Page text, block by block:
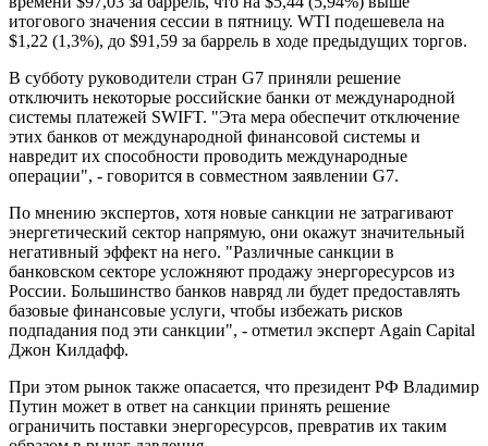
итогового значения сессии в пятницу. WTI подешевела на
$1,22 (1,3%), до $91,59 за баррель в ходе предыдущих торгов.
В субботу руководители стран G7 приняли решение
отключить некоторые российские банки от международной
системы платежей SWIFT. "Эта мера обеспечит отключение
этих банков от международной финансовой системы и
навредит их способности проводить международные
операции", - говорится в совместном заявлении G7.
По мнению экспертов, хотя новые санкции не затрагивают
энергетический сектор напрямую, они окажут значительный
негативный эффект на него. "Различные санкции в
банковском секторе усложняют продажу энергоресурсов из
России. Большинство банков навряд ли будет предоставлять
базовые финансовые услуги, чтобы избежать рисков
подпадания под эти санкции", - отметил эксперт Again Capital
Джон Килдафф.
При этом рынок также опасается, что президент РФ Владимир
Путин может в ответ на санкции принять решение
ограничить поставки энергоресурсов, превратив их таким